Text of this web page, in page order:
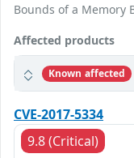
Bounds of a Memory
Affected products
Known affected
CVE-2017-5334
9.8 (Critical)